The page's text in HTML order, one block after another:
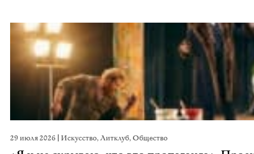
29 июля 2026 Искусство,Литклуб,Общество